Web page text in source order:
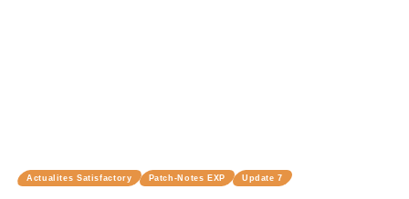
Actualites Satisfactory Patch-Notes EXP Update 7